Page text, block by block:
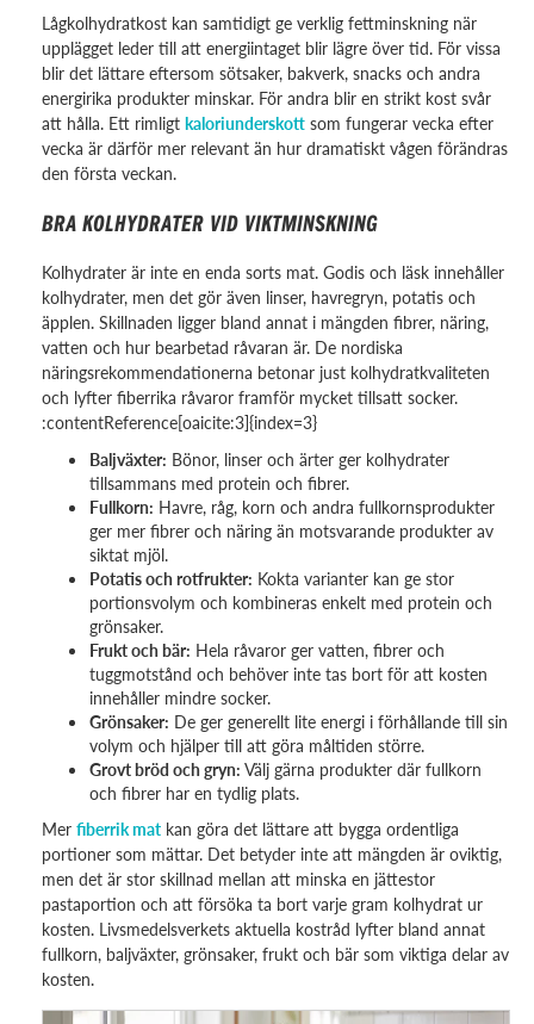
Lågkolhydratkost kan samtidigt ge verklig fettminskning när
upplägget leder till att energiintaget blir lägre över tid. För vissa
blir det lättare eftersom sötsaker, bakverk, snacks och andra
energirika produkter minskar. För andra blir en strikt kost svår
att hålla. Ett rimligt kaloriunderskott som fungerar vecka efter
vecka är därför mer relevant än hur dramatiskt vågen förändras
den första veckan.
BRA KOLHYDRATER VID VIKTMINSKNING
Kolhydrater är inte en enda sorts mat. Godis och läsk innehåller
kolhydrater, men det gör även linser, havregryn, potatis och
äpplen. Skillnaden ligger bland annat i mängden fibrer, näring,
vatten och hur bearbetad råvaran är. De nordiska
näringsrekommendationerna betonar just kolhydratkvaliteten
och lyfter fiberrika råvaror framför mycket tillsatt socker.
:contentReference[oaicite:3]{index=3}
Baljväxter: Bönor, linser och ärter ger kolhydrater
tillsammans med protein och fibrer.
Fullkorn: Havre, råg, korn och andra fullkornsprodukter
ger mer fibrer och näring än motsvarande produkter av
siktat mjöl.
Potatis och rotfrukter: Kokta varianter kan ge stor
portionsvolym och kombineras enkelt med protein och
grönsaker.
Frukt och bär: Hela råvaror ger vatten, fibrer och
tuggmotstånd och behöver inte tas bort för att kosten
innehåller mindre socker.
Grönsaker: De ger generellt lite energi i förhållande till sin
volym och hjälper till att göra måltiden större.
Grovt bröd och gryn: Välj gärna produkter där fullkorn
och fibrer har en tydlig plats.
Mer fiberrik mat kan göra det lättare att bygga ordentliga
portioner som mättar. Det betyder inte att mängden är oviktig,
men det är stor skillnad mellan att minska en jättestor
pastaportion och att försöka ta bort varje gram kolhydrat ur
kosten. Livsmedelsverkets aktuella kostråd lyfter bland annat
fullkorn, baljväxter, grönsaker, frukt och bär som viktiga delar av
kosten.